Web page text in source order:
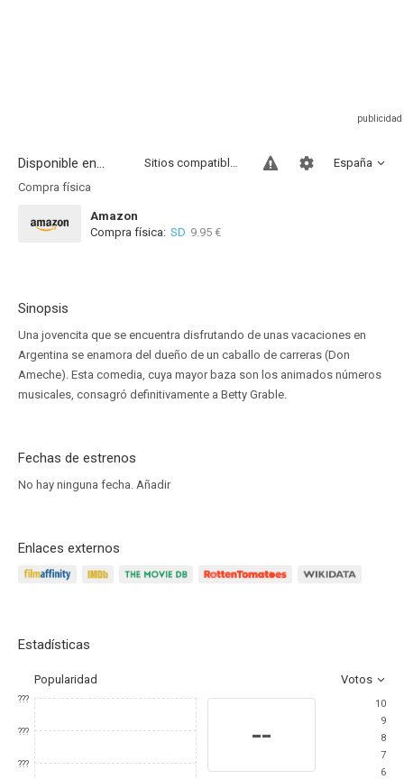
Disponible en... España
Sitios compatibles
Compra física
Amazon
Compra física: SD 9.95 €
Sinopsis
Una jovencita que se encuentra disfrutando de unas vacaciones en
Argentina se enamora del dueño de un caballo de carreras (Don
Ameche). Esta comedia, cuya mayor baza son los animados números
musicales, consagró definitivamente a Betty Grable.
Fechas de estrenos
No hay ninguna fecha. Añadir
Enlaces externos
Estadísticas
Popularidad Votos
???
???
???
--
10
9
8
7
6